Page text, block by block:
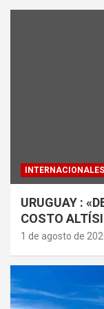
INTERNACIONALES
URUGUAY :
COSTO
1 de agosto de